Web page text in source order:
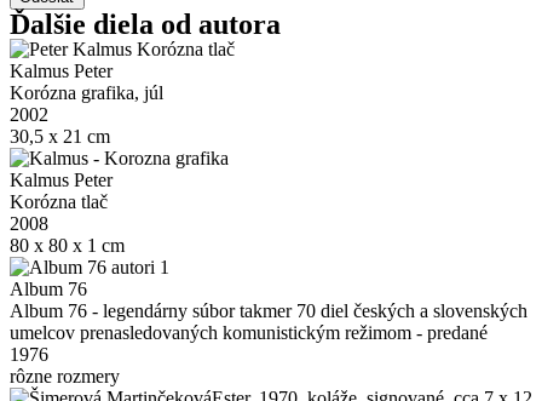
Ďalšie diela od autora
Kalmus Peter
Korózna grafika, júl
2002
30,5 x 21 cm
Kalmus Peter
Korózna tlač
2008
80 x 80 x 1 cm
Album 76
Album 76 - legendárny súbor takmer 70 diel českých a slovenských
umelcov prenasledovaných komunistickým režimom - predané
1976
rôzne rozmery